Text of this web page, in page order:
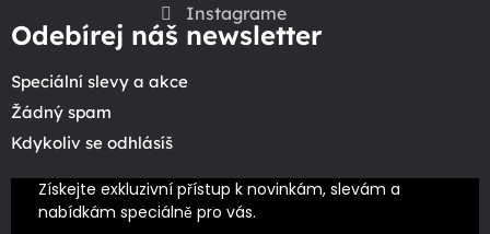
Instagrame
Odebírej náš newsletter
Speciální slevy a akce
Žádný spam
Kdykoliv se odhlásíš
Získejte exkluzivní přístup k novinkám, slevám a
nabídkám speciálně pro vás.